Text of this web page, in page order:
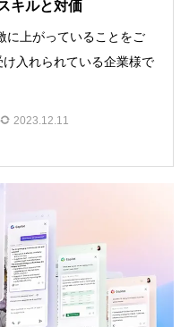
キルと対価
に上がっていることをご
入れられている企業様で
2023.12.11